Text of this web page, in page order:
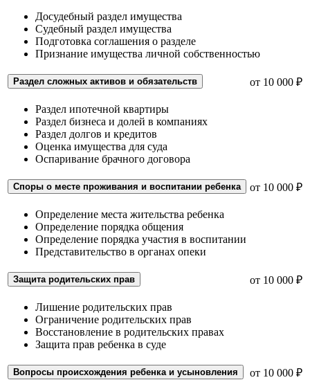
Досудебный раздел имущества
Судебный раздел имущества
Подготовка соглашения о разделе
Признание имущества личной собственностью
Раздел сложных активов и обязательств от 10 000 ₽
Раздел ипотечной квартиры
Раздел бизнеса и долей в компаниях
Раздел долгов и кредитов
Оценка имущества для суда
Оспаривание брачного договора
Споры о месте проживания и воспитании ребенка от 10 000 ₽
Определение места жительства ребенка
Определение порядка общения
Определение порядка участия в воспитании
Представительство в органах опеки
Защита родительских прав от 10 000 ₽
Лишение родительских прав
Ограничение родительских прав
Восстановление в родительских правах
Защита прав ребенка в суде
Вопросы происхождения ребенка и усыновления от 10 000 ₽